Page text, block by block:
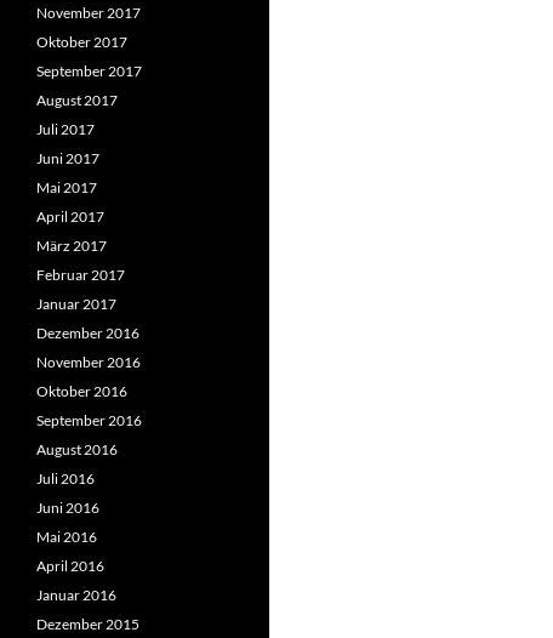
November 2017
Oktober 2017
September 2017
August 2017
Juli 2017
Juni 2017
Mai 2017
April 2017
März 2017
Februar 2017
Januar 2017
Dezember 2016
November 2016
Oktober 2016
September 2016
August 2016
Juli 2016
Juni 2016
Mai 2016
April 2016
Januar 2016
Dezember 2015